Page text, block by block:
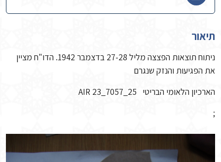
תיאור
ניתוח תוצאות הפצצה מליל 27-28 בדצמבר 1942. הדו"ח מציין
את הפגיעות והנזק שנגרם
הארכיון הלאומי הבריטי AIR 23_7057_25
;